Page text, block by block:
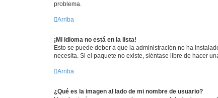
problema.
Arriba
¡Mi idioma no está en la lista!
Esto se puede deber a que la administración no ha
necesita. Si el paquete no existe, siéntase libre de hacer
Arriba
¿Qué es la imagen al lado de mi nombre de usuario?